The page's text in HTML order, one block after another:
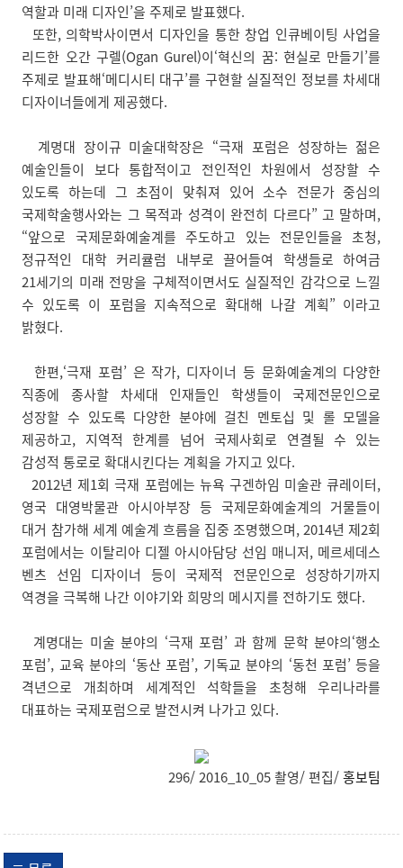
역할과 미래 디자인’을 주제로 발표했다.
또한, 의학박사이면서 디자인을 통한 창업 인큐베이팅 사업을
리드한 오간 구렐(Ogan Gurel)이‘혁신의 꿈: 현실로 만들기’를
주제로 발표해‘메디시티 대구’를 구현할 실질적인 정보를 차세대
디자이너들에게 제공했다.
계명대 장이규 미술대학장은 “극재 포럼은 성장하는 젊은
예술인들이 보다 통합적이고 전인적인 차원에서 성장할 수
있도록 하는데 그 초점이 맞춰져 있어 소수 전문가 중심의
국제학술행사와는 그 목적과 성격이 완전히 다르다” 고 말하며,
“앞으로 국제문화예술계를 주도하고 있는 전문인들을 초청,
정규적인 대학 커리큘럼 내부로 끌어들여 학생들로 하여금
21세기의 미래 전망을 구체적이면서도 실질적인 감각으로 느낄
수 있도록 이 포럼을 지속적으로 확대해 나갈 계획” 이라고
밝혔다.
한편,‘극재 포럼’ 은 작가, 디자이너 등 문화예술계의 다양한
직종에 종사할 차세대 인재들인 학생들이 국제전문인으로
성장할 수 있도록 다양한 분야에 걸친 멘토십 및 롤 모델을
제공하고, 지역적 한계를 넘어 국제사회로 연결될 수 있는
감성적 통로로 확대시킨다는 계획을 가지고 있다.
2012년 제1회 극재 포럼에는 뉴욕 구겐하임 미술관 큐레이터,
영국 대영박물관 아시아부장 등 국제문화예술계의 거물들이
대거 참가해 세계 예술계 흐름을 집중 조명했으며, 2014년 제2회
포럼에서는 이탈리아 디젤 아시아담당 선임 매니저, 메르세데스
벤츠 선임 디자이너 등이 국제적 전문인으로 성장하기까지
역경을 극복해 나간 이야기와 희망의 메시지를 전하기도 했다.
계명대는 미술 분야의 ‘극재 포럼’ 과 함께 문학 분야의‘행소
포럼’, 교육 분야의 ‘동산 포럼’, 기독교 분야의 ‘동천 포럼’ 등을
격년으로 개최하며 세계적인 석학들을 초청해 우리나라를
대표하는 국제포럼으로 발전시켜 나가고 있다.
296/ 2016_10_05 촬영/ 편집/홍보팀